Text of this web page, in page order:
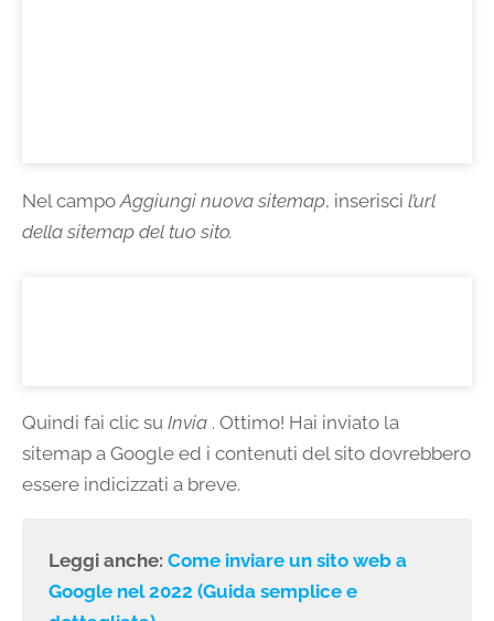
Nel campoAggiungi nuova sitemap, inserisci l’url
della sitemap del tuo sito.
Quindi fai clic su Invia . Ottimo! Hai inviato la
sitemap a Google ed i contenuti del sito dovrebbero
essere indicizzati a breve.
Leggi anche:Come inviare un sito web a
Google nel 2022 (Guida semplice e